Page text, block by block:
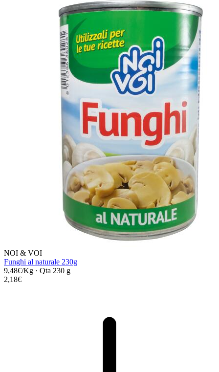
NOI & VOI
Funghi al naturale 230g
9,48€/Kg · Qta 230 g
2,18€